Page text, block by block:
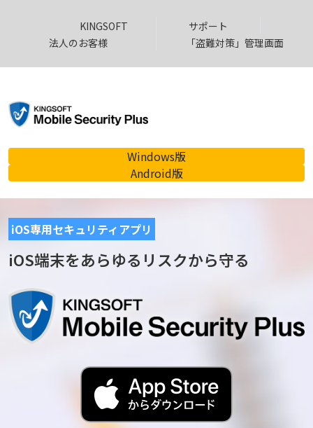
KINGSOFT
サポート
法人のお客様
「盗難対策」管理画面
Windows版
Android版
iOS専用セキュリティアプリ
iOS端末をあらゆるリスクから守る